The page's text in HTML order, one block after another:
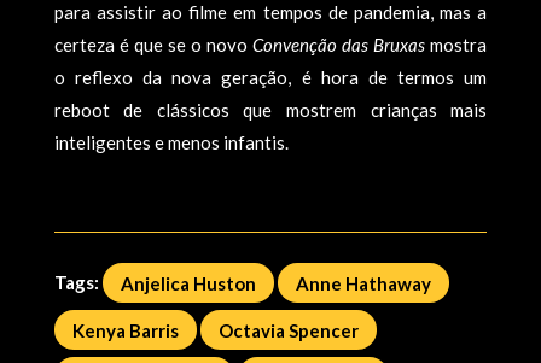
para assistir ao filme em tempos de pandemia, mas a
certeza é que se o novoConvenção das Bruxas mostra
o reflexo da nova geração, é hora de termos um
reboot de clássicos que mostrem crianças mais
inteligentes e menos infantis.
Tags: Anjelica Huston Anne Hathaway
Kenya Barris Octavia Spencer